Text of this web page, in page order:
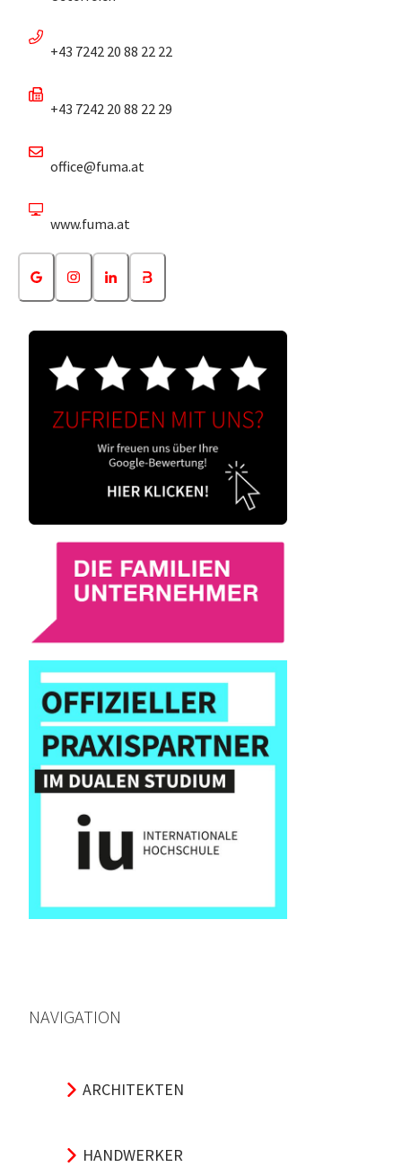
+43 7242 20 88 22 22
+43 7242 20 88 22 29
office@fuma.at
www.fuma.at
NAVIGATION
ARCHITEKTEN
HANDWERKER